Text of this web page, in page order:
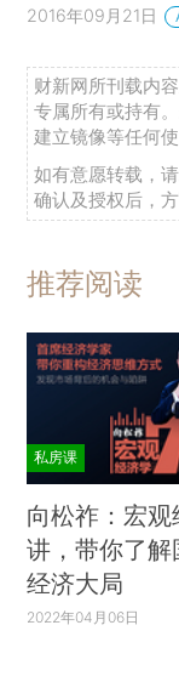
2016年09月21日
财新网所刊载内
专属所有或持有
建立镜像等任何使
如有意愿转载，
确认及授权后，方
推荐阅读
私房课
向松祚：宏观
讲，带你了解
经济大局
2022年04月06日